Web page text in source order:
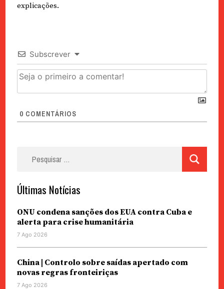
explicações.
Subscrever
0 COMENTÁRIOS
Últimas Notícias
ONU condena sanções dos EUA contra Cuba e
alerta para crise humanitária
7 Ago 2026
China | Controlo sobre saídas apertado com
novas regras fronteiriças
7 Ago 2026